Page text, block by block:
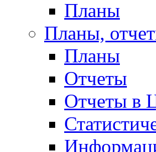
Планы
Планы,
Планы
Отчеты
Отчеты в